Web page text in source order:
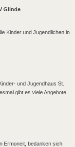
Glinde
Kinder und Jugendlichen in
und Jugendhaus St.
gibt es viele Angebote
Ermoneit, bedanken sich